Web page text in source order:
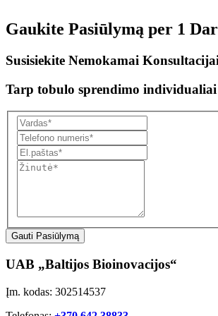
Gaukite Pasiūlymą per 1
Susisiekite Nemokamai
Tarp tobulo sprendimo
Gauti Pasiūlymą
UAB „Baltijos Bioinovacijos“
Įm. kodas: 302514537